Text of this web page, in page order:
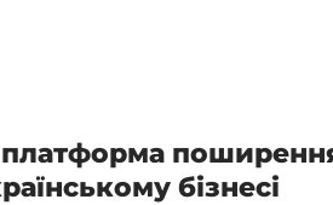
платформа
бізнесі